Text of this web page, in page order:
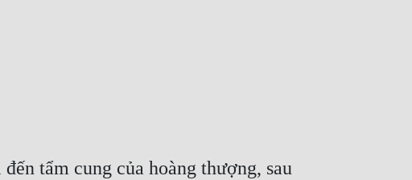
tẩm cung của hoàng thượng, sau